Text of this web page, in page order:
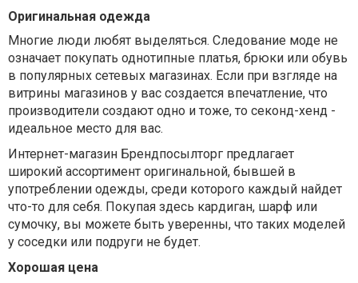
Оригинальная одежда
Многие люди любят выделяться. Следование моде не
означает покупать однотипные платья, брюки или обувь
в популярных сетевых магазинах. Если при взгляде на
витрины магазинов у вас создается впечатление, что
производители создают одно и тоже, то секонд-хенд -
идеальное место для вас.
Интернет-магазин Брендпосылторг предлагает
широкий ассортимент оригинальной, бывшей в
употреблении одежды, среди которого каждый найдет
что-то для себя. Покупая здесь кардиган, шарф или
сумочку, вы можете быть уверенны, что таких моделей
у соседки или подруги не будет.
Хорошая цена